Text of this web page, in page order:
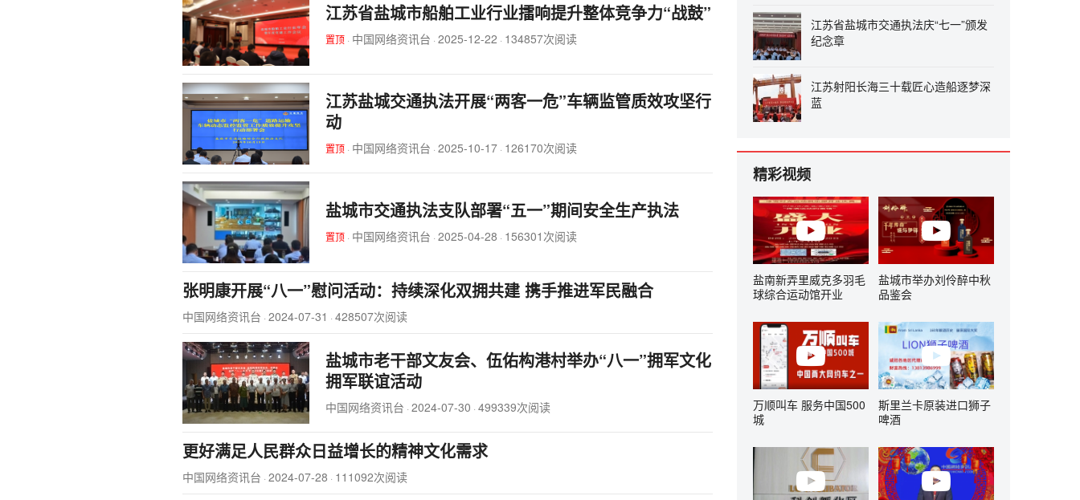
江苏省盐城市船舶工业行业擂响提升整体竞争力“战鼓”
置顶 · 中国网络资讯台 · 2025-12-22 · 134857次阅读
江苏盐城交通执法开展“两客一危”车辆监管质效攻坚行
动
置顶 · 中国网络资讯台 · 2025-10-17 · 126170次阅读
盐城市交通执法支队部署“五一”期间安全生产执法
置顶 · 中国网络资讯台 · 2025-04-28 · 156301次阅读
张明康开展“八一”慰问活动：持续深化双拥共建 携手推进军民融合
中国网络资讯台 · 2024-07-31 · 428507次阅读
盐城市老干部文友会、伍佑构港村举办“八一”拥军文化
拥军联谊活动
中国网络资讯台 · 2024-07-30 · 499339次阅读
更好满足人民群众日益增长的精神文化需求
中国网络资讯台 · 2024-07-28 · 111092次阅读
江苏省盐城市交通执法庆“七一”颁发
纪念章
江苏射阳长海三十载匠心造船逐梦深
蓝
精彩视频
盐南新弄里威克多羽毛
球综合运动馆开业
盐城市举办刘伶醉中秋
品鉴会
万顺叫车 服务中国500
城
斯里兰卡原装进口狮子
啤酒